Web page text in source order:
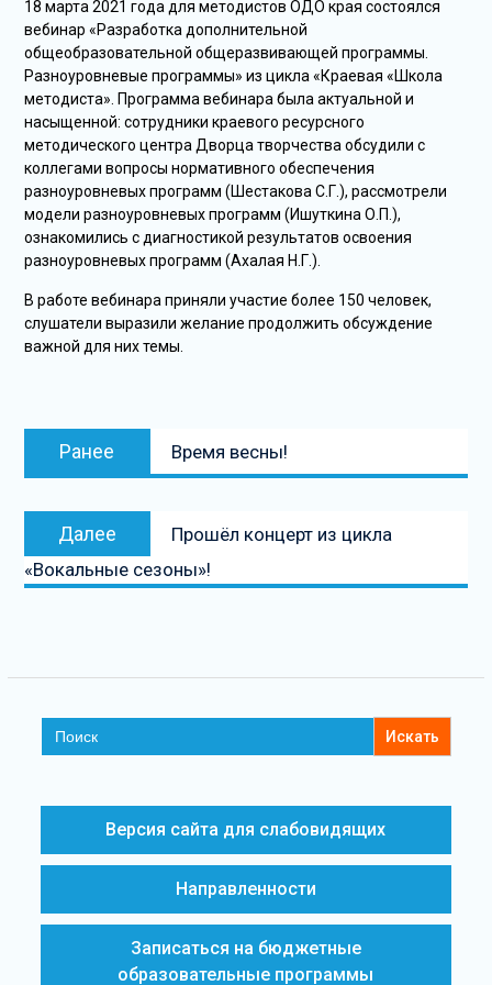
18 марта 2021 года для методистов ОДО края состоялся
вебинар «Разработка дополнительной
общеобразовательной общеразвивающей программы.
Разноуровневые программы» из цикла «Краевая «Школа
методиста». Программа вебинара была актуальной и
насыщенной: сотрудники краевого ресурсного
методического центра Дворца творчества обсудили с
коллегами вопросы нормативного обеспечения
разноуровневых программ (Шестакова С.Г.), рассмотрели
модели разноуровневых программ (Ишуткина О.П.),
ознакомились с диагностикой результатов освоения
разноуровневых программ (Ахалая Н.Г.).
В работе вебинара приняли участие более 150 человек,
слушатели выразили желание продолжить обсуждение
важной для них темы.
Навигация
Ранее
запись:
Время весны!
Далее
запись
Прошёл концерт из цикла
«Вокальные сезоны»!
Search
for:
Версия сайта для слабовидящих
Направленности
Записаться на бюджетные
образовательные программы